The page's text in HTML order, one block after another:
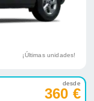
¡Últimas unidades!
desde
360 €